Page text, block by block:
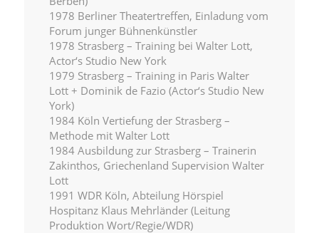
1978 Berliner Theatertreffen, Einladung vom
Forum junger Bühnenkünstler
1978 Strasberg – Training bei Walter Lott,
Actor‘s Studio New York
1979 Strasberg – Training in Paris Walter
Lott + Dominik de Fazio (Actor‘s Studio New
York)
1984 Köln Vertiefung der Strasberg –
Methode mit Walter Lott
1984 Ausbildung zur Strasberg – Trainerin
Zakinthos, Griechenland Supervision Walter
Lott
1991 WDR Köln, Abteilung Hörspiel
Hospitanz Klaus Mehrländer (Leitung
Produktion Wort/Regie/WDR)